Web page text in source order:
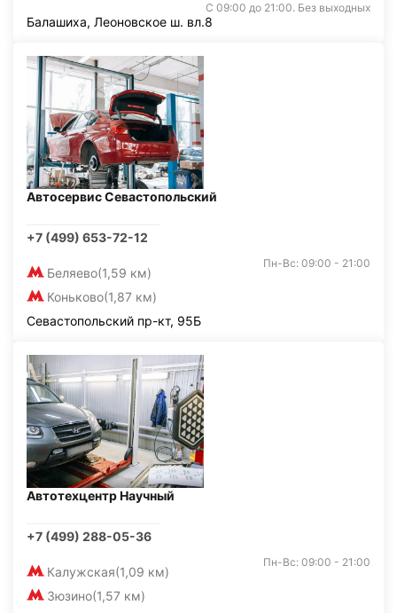
С 09:00 до 21:00. Без выходных
Балашиха, Леоновское ш. вл.8
Автосервис Севастопольский
+7 (499) 653-72-12
Беляево(1,59 км)
Коньково(1,87 км)
Пн-Вс: 09:00 - 21:00
Севастопольский пр-кт, 95Б
Автотехцентр Научный
+7 (499) 288-05-36
Калужская(1,09 км)
Зюзино(1,57 км)
Пн-Вс: 09:00 - 21:00